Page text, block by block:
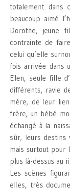
totalement dans
beaucoup aimé
Dorothe, jeune
contrainte de
celui qu’elle
fois arrivée dans
Elen, seule fille
différents, ravie
mère, de leur
frère, un bébé
échangé à la
sûr, leurs
mais surtout pour
plus là-dessus au
Les scènes
elles, très